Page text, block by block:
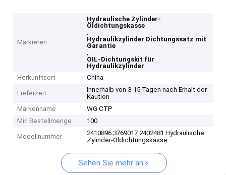
Markieren
Hydraulische Zylinder-
Öldichtungskasse
,
Hydraulikzylinder Dichtungssatz mit
Garantie
,
OIL-Dichtungskit für
Hydraulikzylinder
Herkunftsort
China
Lieferzeit
Innerhalb von 3-15 Tagen nach Erhalt der
Kaution
Markenname
WG CTP
Min Bestellmenge
100
Modellnummer
2410896 3769017 2402481 Hydraulische
Zylinder-Öldichtungskasse
Sehen Sie mehr an